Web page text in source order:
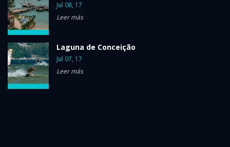
Jul 08, 17
Leer más
Laguna de Conceição
Jul 07, 17
Leer más